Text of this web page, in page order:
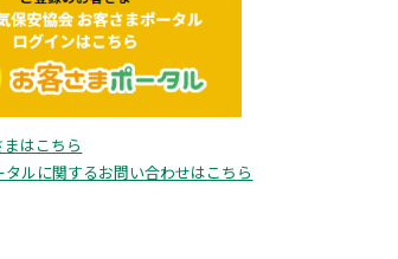
2025年5月
2025年4月
2025年3月
はこちら
タルに関するお問い合わせはこちら